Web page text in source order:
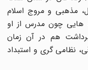
مذهبی و مروج اسلام
چون مدرس از او
هم در آن زمان
نظامی گری و استبداد